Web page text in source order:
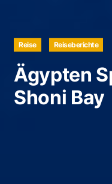
Reise Reiseberichte
Ägypten
Shoni Bay